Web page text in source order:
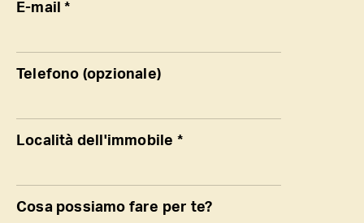
E-mail *
Telefono (opzionale)
Località dell'immobile *
Cosa possiamo fare per te?